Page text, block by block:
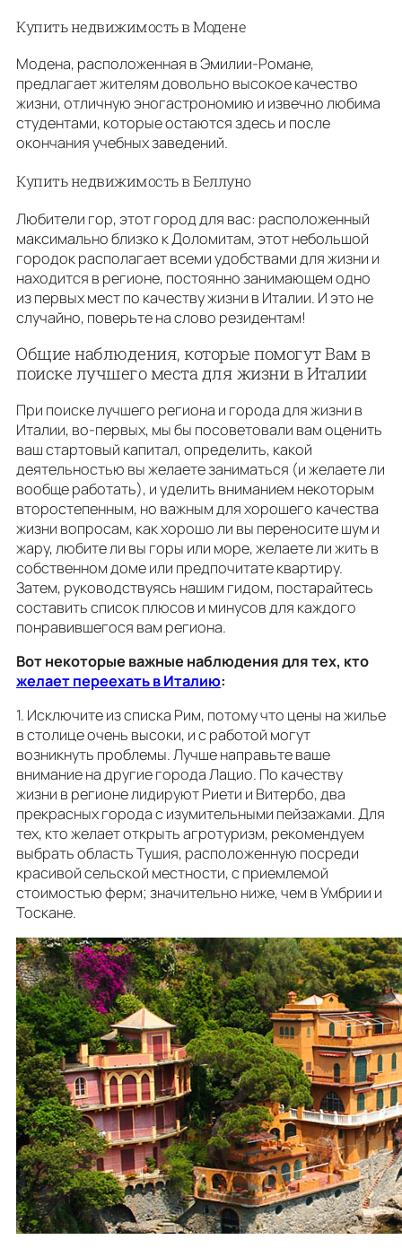
Купить недвижимость в Модене
Модена, расположенная в Эмилии-Романе,
предлагает жителям довольно высокое качество
жизни, отличную эногастрономию и извечно любима
студентами, которые остаются здесь и после
окончания учебных заведений.
Купить недвижимость в Беллуно
Любители гор, этот город для вас: расположенный
максимально близко к Доломитам, этот небольшой
городок располагает всеми удобствами для жизни и
находится в регионе, постоянно занимающем одно
из первых мест по качеству жизни в Италии. И это не
случайно, поверьте на слово резидентам!
Общие наблюдения, которые помогут Вам в
поиске лучшего места для жизни в Италии
При поиске лучшего региона и города для жизни в
Италии, во-первых, мы бы посоветовали вам оценить
ваш стартовый капитал, определить, какой
деятельностью вы желаете заниматься (и желаете ли
вообще работать), и уделить вниманием некоторым
второстепенным, но важным для хорошего качества
жизни вопросам, как хорошо ли вы переносите шум и
жару, любите ли вы горы или море, желаете ли жить в
собственном доме или предпочитате квартиру.
Затем, руководствуясь нашим гидом, постарайтесь
составить список плюсов и минусов для каждого
понравившегося вам региона.
Вот некоторые важные наблюдения для тех, кто
желает переехать в Италию:
1. Исключите из списка Рим, потому что цены на жилье
в столице очень высоки, и с работой могут
возникнуть проблемы. Лучше направьте ваше
внимание на другие города Лацио. По качеству
жизни в регионе лидируют Риети и Витербо, два
прекрасных города с изумительными пейзажами. Для
тех, кто желает открыть агротуризм, рекомендуем
выбрать область Тушия, расположенную посреди
красивой сельской местности, с приемлемой
стоимостью ферм; значительно ниже, чем в Умбрии и
Тоскане.